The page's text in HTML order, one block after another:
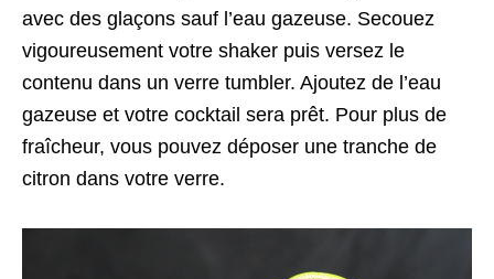
avec des glaçons sauf l’eau gazeuse. Secouez
vigoureusement votre shaker puis versez le
contenu dans un verre tumbler. Ajoutez de l’eau
gazeuse et votre cocktail sera prêt. Pour plus de
fraîcheur, vous pouvez déposer une tranche de
citron dans votre verre.